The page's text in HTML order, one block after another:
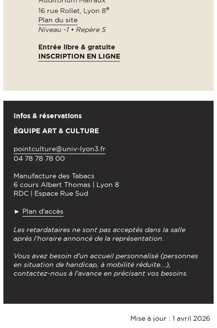
16 rue Rollet, Lyon 8e
Plan du site
Niveau -1 • Repère 5
Entrée libre & gratuite
INSCRIPTION EN LIGNE
Infos & réservations
ÉQUIPE ART & CULTURE
pointculture@univ-lyon3.fr
04 78 78 78 00
Manufacture des Tabacs
6 cours Albert Thomas | Lyon 8
RDC | Espace Rue Sud
► Plan d'accès
Les retardataires ne sont pas acceptés dans la salle
après l'horaire annoncé de la représentation.
Vous avez besoin d'un accueil personnalisé (personnes
en situation de handicap, à mobilité réduite...),
contactez-nous à l'avance en précisant vos besoins.
Mise à jour : 1 avril 2026